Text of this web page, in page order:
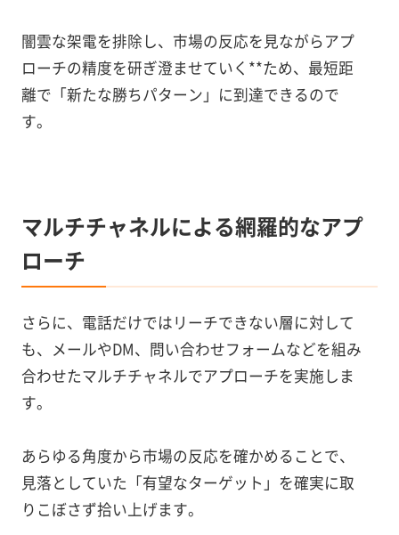
闇雲な架電を排除し、市場の反応を見ながらアプ
ローチの精度を研ぎ澄ませていく**ため、最短距
離で「新たな勝ちパターン」に到達できるので
す。
マルチチャネルによる網羅的なアプ
ローチ
さらに、電話だけではリーチできない層に対して
も、メールやDM、問い合わせフォームなどを組み
合わせたマルチチャネルでアプローチを実施しま
す。
あらゆる角度から市場の反応を確かめることで、
見落としていた「有望なターゲット」を確実に取
りこぼさず拾い上げます。